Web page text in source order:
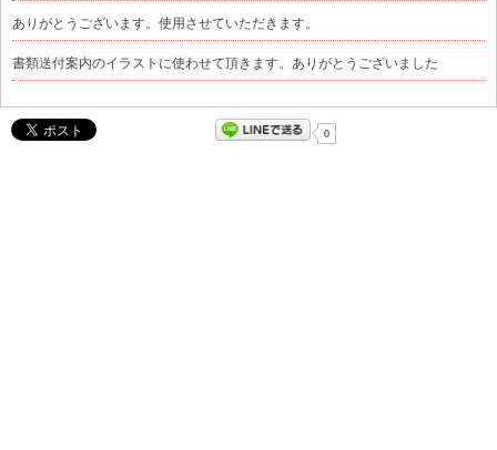
ありがとうございます。使用させていただきます。
書類送付案内のイラストに使わせて頂きます。ありがとうございました
0